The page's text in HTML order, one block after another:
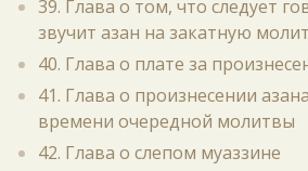
39. Глава о том, что следует
звучит азан на закатную
40. Глава о плате за
41. Глава о произнесении
времени очередной молитвы
42. Глава о слепом муаззине